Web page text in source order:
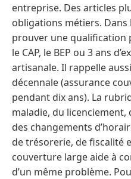
entreprise. Des articles
obligations métiers.
prouver une qualification
le CAP, le BEP ou 3 ans
artisanale. Il rappelle
décennale (assurance
pendant dix ans). La
maladie, du
des changements
de trésorerie, de fiscalité
couverture large aide à
d’un même problème.